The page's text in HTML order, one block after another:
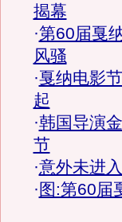
揭幕
·第60届戛
风骚
·戛纳电影
起
·韩国导演
节
·意外未进
· 图:第60届